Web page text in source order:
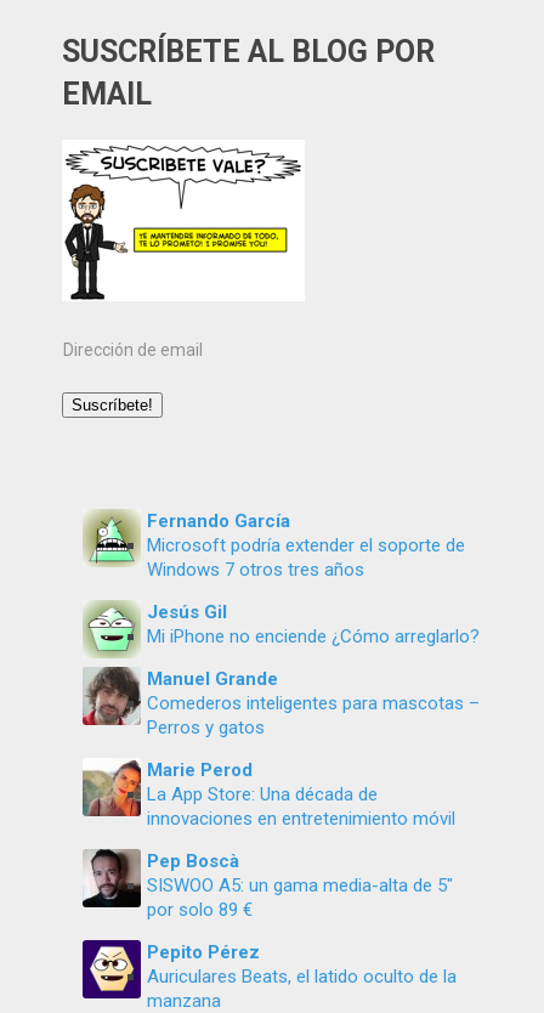
SUSCRÍBETE AL BLOG POR
EMAIL
Dirección
email
Suscríbete!
Fernando García
Microsoft podría extender el soporte de
Windows 7 otros tres años
Jesús Gil
Mi iPhone no enciende ¿Cómo arreglarlo?
Manuel Grande
Comederos inteligentes para mascotas –
Perros y gatos
Marie Perod
La App Store: Una década de
innovaciones en entretenimiento móvil
Pep Boscà
SISWOO A5: un gama media-alta de 5″
por solo 89 €
Pepito Pérez
Auriculares Beats, el latido oculto de la
manzana